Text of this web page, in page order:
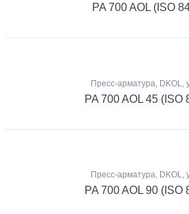
PA 700 AOL (ISO
Пресс-арматура, DKOL,
PA 700 AOL 45 (ISO
Пресс-арматура, DKOL,
PA 700 AOL 90 (ISO